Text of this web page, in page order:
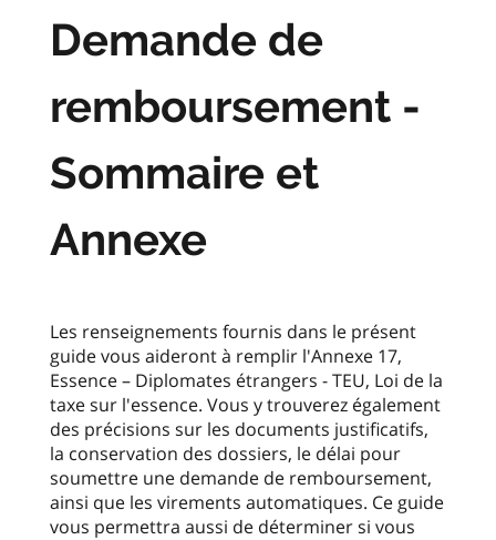
Demande de
remboursement -
Sommaire et
Annexe
Les renseignements fournis dans le présent
guide vous aideront à remplir l'Annexe 17,
Essence – Diplomates étrangers - TEU, Loi de la
taxe sur l'essence. Vous y trouverez également
des précisions sur les documents justificatifs,
la conservation des dossiers, le délai pour
soumettre une demande de remboursement,
ainsi que les virements automatiques. Ce guide
vous permettra aussi de déterminer si vous